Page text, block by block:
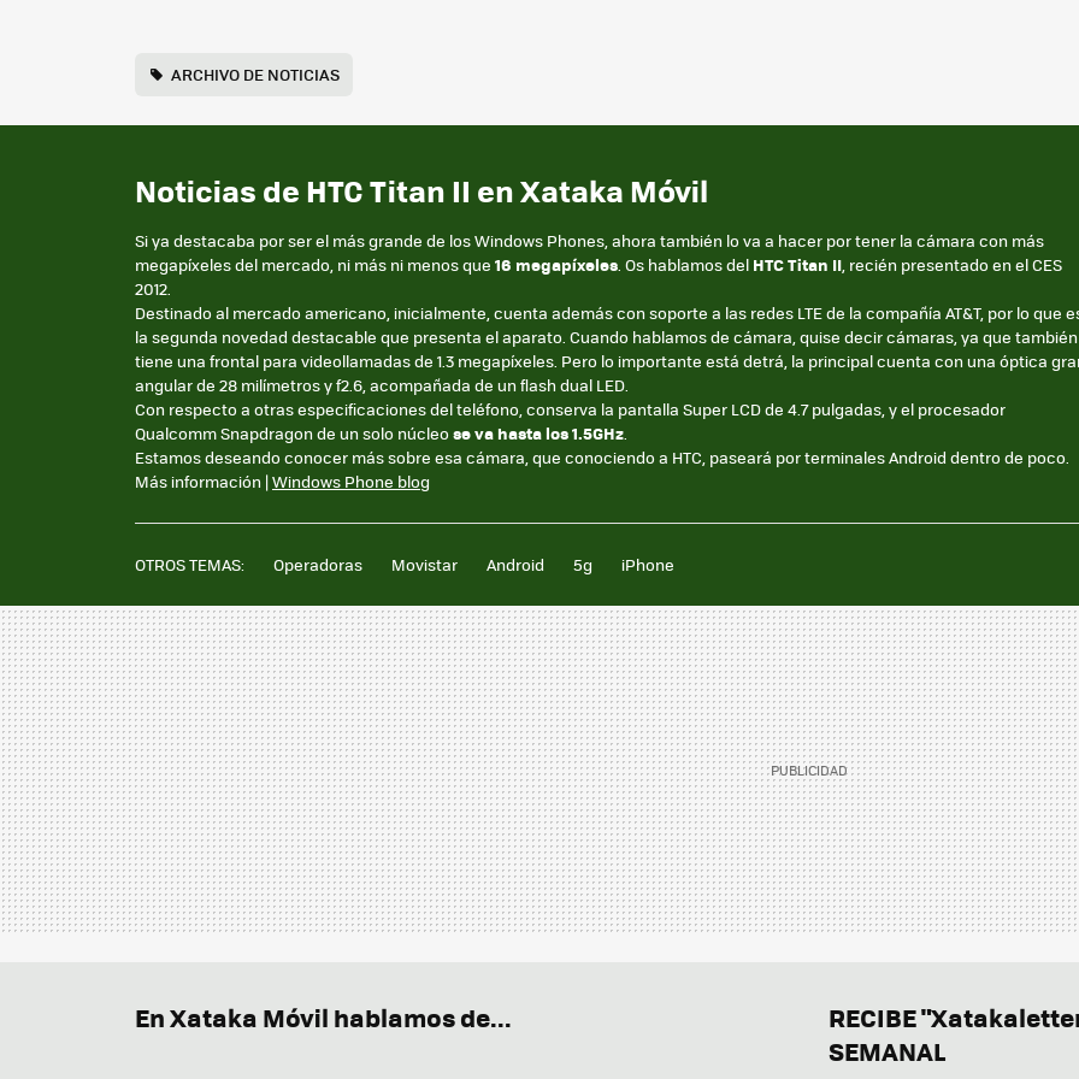
ARCHIVO DE NOTICIAS
Noticias de HTC Titan II en Xataka Móvil
Si ya destacaba por ser el más grande de los Windows Phones, ahora también lo va a hacer por tener la cámara con más
megapíxeles del mercado, ni más ni menos que 16 megapíxeles. Os hablamos del HTC Titan II, recién presentado en el CES
2012.
Destinado al mercado americano, inicialmente, cuenta además con soporte a las redes LTE de la compañía AT&T, por lo que
la segunda novedad destacable que presenta el aparato. Cuando hablamos de cámara, quise decir cámaras, ya que también
tiene una frontal para videollamadas de 1.3 megapíxeles. Pero lo importante está detrá, la principal cuenta con una óptica
angular de 28 milímetros y f2.6, acompañada de un flash dual LED.
Con respecto a otras especificaciones del teléfono, conserva la pantalla Super LCD de 4.7 pulgadas, y el procesador
Qualcomm Snapdragon de un solo núcleose va hasta los 1.5GHz.
Estamos deseando conocer más sobre esa cámara, que conociendo a HTC, paseará por terminales Android dentro de poco.
Más información |Windows Phone blog
OTROS TEMAS: Operadoras Movistar Android 5g iPhone
RECIBE
SEMANAL
En Xataka Móvil hablamos de...